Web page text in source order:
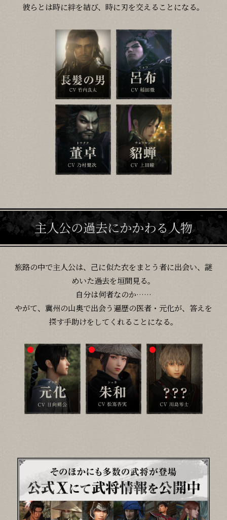
彼らとは時に絆を結び、時に刃を交えることになる。
主人公の過去にかかわる人物
旅路の中で主人公は、己に似た衣をまとう者に出会い、謎
めいた過去を垣間見る。
自分は何者なのか……
やがて、冀州の山奥で出会う遍歴の医者・元化が、答えを
探す手助けをしてくれることになる。